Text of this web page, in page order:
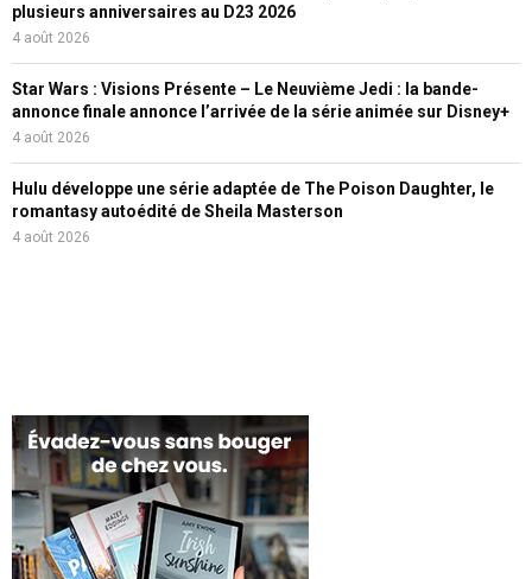
plusieurs anniversaires au D23 2026
4 août 2026
Star Wars : Visions Présente – Le Neuvième Jedi : la bande-
annonce finale annonce l’arrivée de la série animée sur Disney+
4 août 2026
Hulu développe une série adaptée de The Poison Daughter, le
romantasy autoédité de Sheila Masterson
4 août 2026